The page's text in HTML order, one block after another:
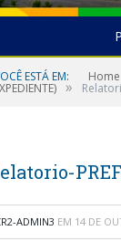
ESTÁ EM: Home
»
ADMIN3 EM 14 DE